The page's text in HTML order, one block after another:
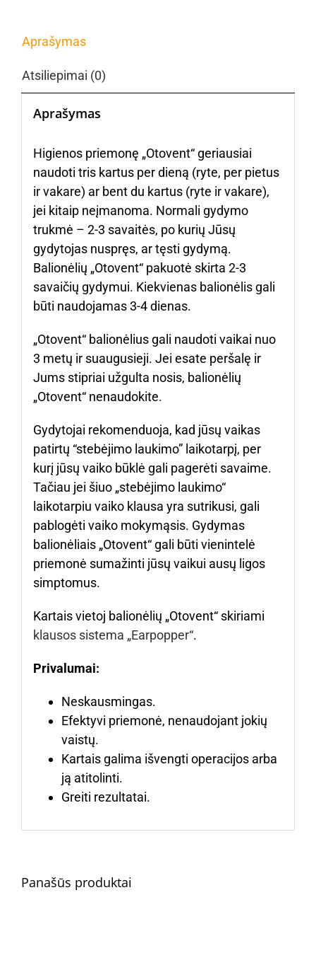
Aprašymas
Atsiliepimai (0)
Aprašymas
Higienos priemonę „Otovent“ geriausiai
naudoti tris kartus per dieną (ryte, per pietus
ir vakare) ar bent du kartus (ryte ir vakare),
jei kitaip neįmanoma. Normali gydymo
trukmė – 2-3 savaitės, po kurių Jūsų
gydytojas nuspręs, ar tęsti gydymą.
Balionėlių „Otovent“ pakuotė skirta 2-3
savaičių gydymui. Kiekvienas balionėlis gali
būti naudojamas 3-4 dienas.
„Otovent“ balionėlius gali naudoti vaikai nuo
3 metų ir suaugusieji. Jei esate peršalę ir
Jums stipriai užgulta nosis, balionėlių
„Otovent“ nenaudokite.
Gydytojai rekomenduoja, kad jūsų vaikas
patirtų “stebėjimo laukimo” laikotarpį, per
kurį jūsų vaiko būklė gali pagerėti savaime.
Tačiau jei šiuo „stebėjimo laukimo“
laikotarpiu vaiko klausa yra sutrikusi, gali
pablogėti vaiko mokymąsis. Gydymas
balionėliais „Otovent“ gali būti vienintelė
priemonė sumažinti jūsų vaikui ausų ligos
simptomus.
Kartais vietoj balionėlių „Otovent“ skiriami
klausos sistema „Earpopper“.
Privalumai:
Neskausmingas.
Efektyvi priemonė, nenaudojant jokių
vaistų.
Kartais galima išvengti operacijos arba
ją atitolinti.
Greiti rezultatai.
Panašūs produktai